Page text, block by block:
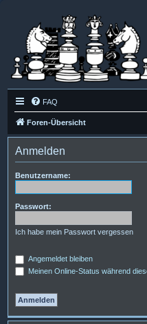
FAQ
Foren-Übersicht
Anmelden
Benutzername:
Passwort:
Ich habe mein Passwort vergessen
Angemeldet bleiben
Meinen Online-Status während